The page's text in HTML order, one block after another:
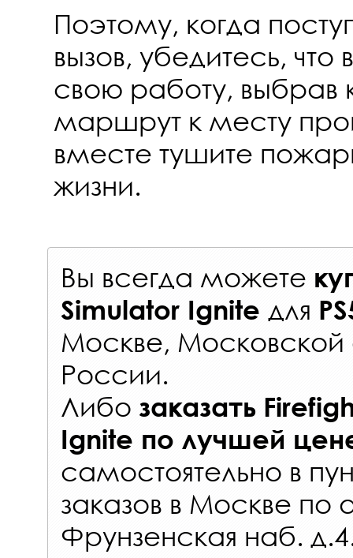
Поэтому, когда
вызов, убедитесь, что
свою работу, выбрав
маршрут к месту
вместе тушите
жизни.
Вы всегда можете
Simulator Ignite для
Москве, Московской
России.
Либо заказать
Ignite по лучшей
самостоятельно в
заказов в Москве по
Фрунзенская наб.